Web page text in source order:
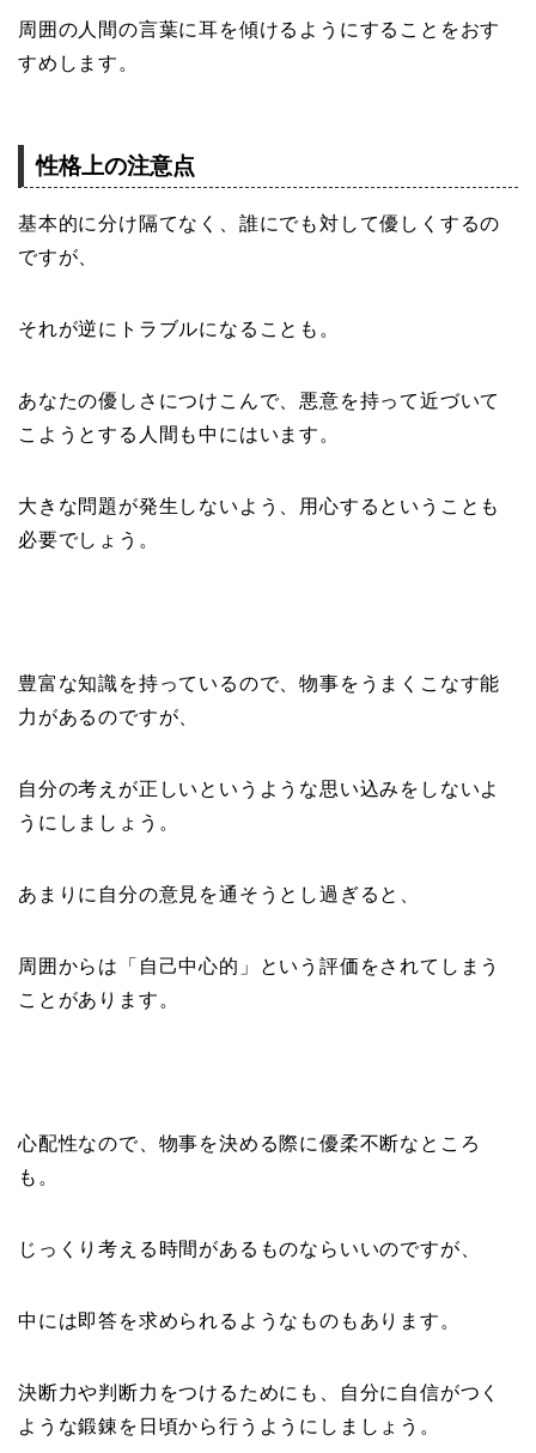
周囲の人間の言葉に耳を傾けるようにすることをおす
すめします。
性格上の注意点
基本的に分け隔てなく、誰にでも対して優しくするの
ですが、
それが逆にトラブルになることも。
あなたの優しさにつけこんで、悪意を持って近づいて
こようとする人間も中にはいます。
大きな問題が発生しないよう、用心するということも
必要でしょう。
豊富な知識を持っているので、物事をうまくこなす能
力があるのですが、
自分の考えが正しいというような思い込みをしないよ
うにしましょう。
あまりに自分の意見を通そうとし過ぎると、
周囲からは「自己中心的」という評価をされてしまう
ことがあります。
心配性なので、物事を決める際に優柔不断なところ
も。
じっくり考える時間があるものならいいのですが、
中には即答を求められるようなものもあります。
決断力や判断力をつけるためにも、自分に自信がつく
ような鍛錬を日頃から行うようにしましょう。